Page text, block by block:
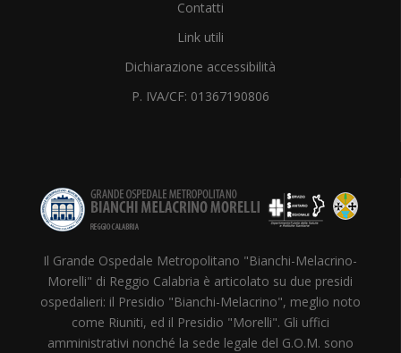
Contatti
Link utili
Dichiarazione accessibilità
P. IVA/CF: 01367190806
Il Grande Ospedale Metropolitano "Bianchi-Melacrino-
Morelli" di Reggio Calabria è articolato su due presidi
ospedalieri: il Presidio "Bianchi-Melacrino", meglio noto
come Riuniti, ed il Presidio "Morelli". Gli uffici
amministrativi nonché la sede legale del G.O.M. sono